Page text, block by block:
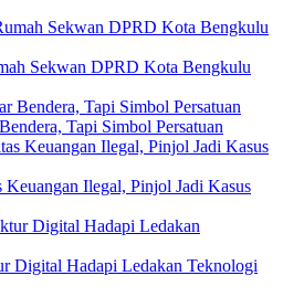
Sekwan DPRD Kota Bengkulu
Tapi Simbol Persatuan
Ilegal, Pinjol Jadi Kasus
Digital Hadapi Ledakan Teknologi